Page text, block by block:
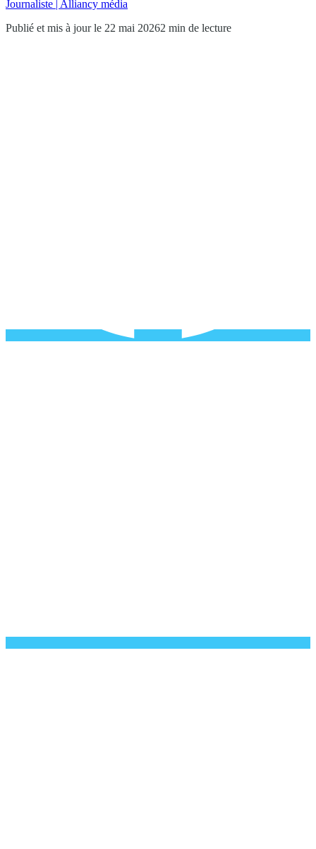
Journaliste | Alliancy média
Publié et mis à jour le 22 mai 20262 min de lecture